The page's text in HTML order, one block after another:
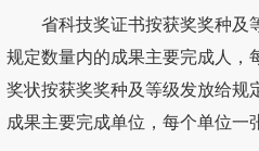
省科技奖证书按获奖奖种及
规定数量内的成果主要完成人，
奖状按获奖奖种及等级发放给规
成果主要完成单位，每个单位一